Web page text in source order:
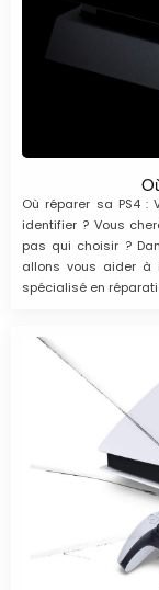
Où réparer sa PS4 :
identifier ? Vous
pas qui choisir ?
allons vous aider à
spécialisé en